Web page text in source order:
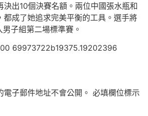
決出10個決賽名額。兩位中國張水瓶和
都成了她追求完美平衡的工具。選手將
子組第二場標準賽。
69973722b19375.19202396
子郵件地址不會公開。 必填欄位標示